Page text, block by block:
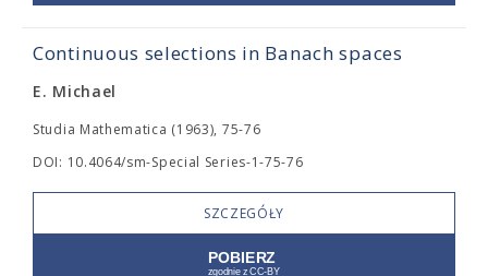
Continuous selections in Banach spaces
E. Michael
Studia Mathematica (1963), 75-76
DOI: 10.4064/sm-Special Series-1-75-76
SZCZEGÓŁY